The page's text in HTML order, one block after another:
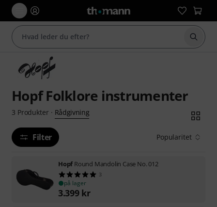
Start
Hopf Folklore instrumenter
3 Produkter· Rådgivning
Filter Popularitet
Hopf Round Mandolin Case No. 012
3
på lager
3.399 kr